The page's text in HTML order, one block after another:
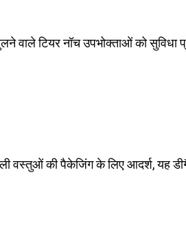
वाले टियर नॉच उपभोक्ताओं को सुविधा
वस्तुओं की पैकेजिंग के लिए आदर्श, यह